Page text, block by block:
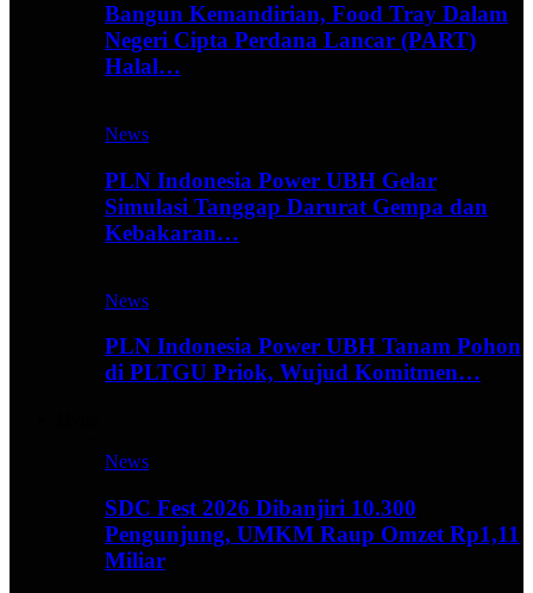
Bangun Kemandirian, Food Tray Dalam
Negeri Cipta Perdana Lancar (PART)
Halal…
News
PLN Indonesia Power UBH Gelar
Simulasi Tanggap Darurat Gempa dan
Kebakaran…
News
PLN Indonesia Power UBH Tanam Pohon
di PLTGU Priok, Wujud Komitmen…
News
SDC Fest 2026 Dibanjiri 10.300
Pengunjung, UMKM Raup Omzet Rp1,11
Miliar